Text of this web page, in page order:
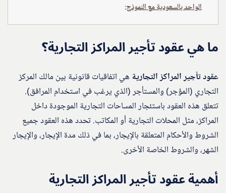
الواحد بالسعودية مع النموذج:
ما هي عقود تأجير المراكز التجارية؟
عقود تأجير المراكز التجارية هي اتفاقيات قانونية بين مالك المركز
التجاري (المؤجر) والمستأجر (الذي يرغب في استخدام المرافق).
تتعلق هذه العقود باستئجار المساحات التجارية الموجودة داخل
المراكز، مثل المحلات التجارية أو المكاتب. تحدد هذه العقود جميع
الشروط والأحكام المتعلقة بالإيجار، بما في ذلك مدة الإيجار، والإيجار
الشهر، والشروط الخاصة الأخرى.
أهمية عقود تأجير المراكز التجارية